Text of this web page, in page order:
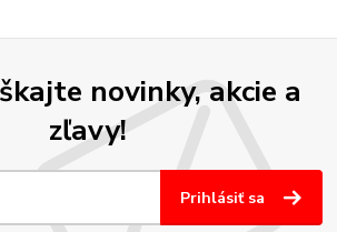
novinky, akcie a
zľavy!
Prihlásiť sa